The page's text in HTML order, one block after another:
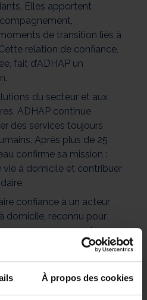
À propos des cookies
Elles apportent
de transition liés à
relation de confiance,
fait d’ADHAP un
du secteur et aux
ADHAP continue
des services toujours
Après plus de 25
confirme sa mission :
vie à domicile et contribuer
confiance à un acteur
domicile, reconnu pour
son engagement et ses